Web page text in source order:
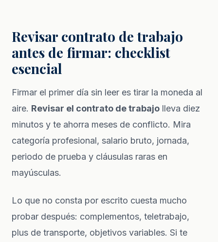
Revisar contrato de trabajo
antes de firmar: checklist
esencial
Firmar el primer día sin leer es tirar la moneda al
aire. Revisar el contrato de trabajo lleva diez
minutos y te ahorra meses de conflicto. Mira
categoría profesional, salario bruto, jornada,
periodo de prueba y cláusulas raras en
mayúsculas.
Lo que no consta por escrito cuesta mucho
probar después: complementos, teletrabajo,
plus de transporte, objetivos variables. Si te